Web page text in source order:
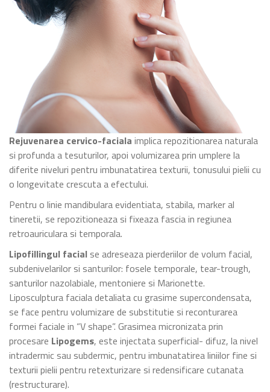
Rejuvenarea cervico-faciala implica repozitionarea naturala
si profunda a tesuturilor, apoi volumizarea prin umplere la
diferite niveluri pentru imbunatatirea texturii, tonusului pielii cu
o longevitate crescuta a efectului.
Pentru o linie mandibulara evidentiata, stabila, marker al
tineretii, se repozitioneaza si fixeaza fascia in regiunea
retroauriculara si temporala.
Lipofillingul facial se adreseaza pierderiilor de volum facial,
subdenivelarilor si santurilor: fosele temporale, tear-trough,
santurilor nazolabiale, mentoniere si Marionette.
Liposculptura faciala detaliata cu grasime supercondensata,
se face pentru volumizare de substitutie si reconturarea
formei faciale in “V shape”. Grasimea micronizata prin
procesare Lipogems, este injectata superficial- difuz, la nivel
intradermic sau subdermic, pentru imbunatatirea liniilor fine si
texturii pielii pentru retexturizare si redensificare cutanata
(restructurare).